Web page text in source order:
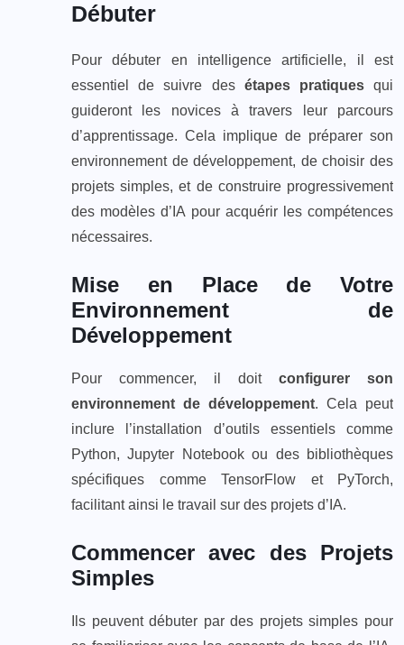
Débuter
Pour débuter en intelligence artificielle, il est
essentiel de suivre des étapes pratiquesqui
guideront les novices à travers leur parcours
d’apprentissage. Cela implique de préparer son
environnement de développement, de choisir des
projets simples, et de construire progressivement
des modèles d’IA pour acquérir les compétences
nécessaires.
Mise en Place de Votre
Environnement de
Développement
Pour commencer, il doit configurer son
environnement de développement. Cela peut
inclure l’installation d’outils essentiels comme
Python, Jupyter Notebook ou des bibliothèques
spécifiques comme TensorFlow et PyTorch,
facilitant ainsi le travail sur des projets d’IA.
Commencer avec des Projets
Simples
Ils peuvent débuter par des projets simples pour